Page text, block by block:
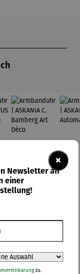
×
Newsletter an
einer
zu.